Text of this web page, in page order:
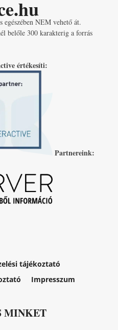
NEM vehető át.
belőle 300 karakterig a forrás
értékesíti:
Partnereink:
tájékoztató
Impresszum
MINKET